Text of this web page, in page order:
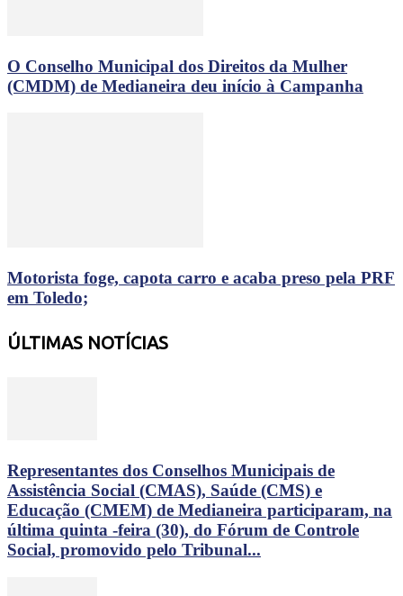
O Conselho Municipal dos Direitos da Mulher
(CMDM) de Medianeira deu início à Campanha
Motorista foge, capota carro e acaba preso pela PRF
em Toledo;
ÚLTIMAS NOTÍCIAS
Representantes dos Conselhos Municipais de
Assistência Social (CMAS), Saúde (CMS) e
Educação (CMEM) de Medianeira participaram, na
última quinta -feira (30), do Fórum de Controle
Social, promovido pelo Tribunal...